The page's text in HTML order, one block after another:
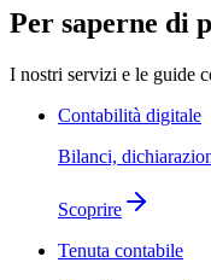
Per saperne di
I nostri servizi e le guide
Contabilità digitale
Bilanci,
Scoprire
Tenuta contabile